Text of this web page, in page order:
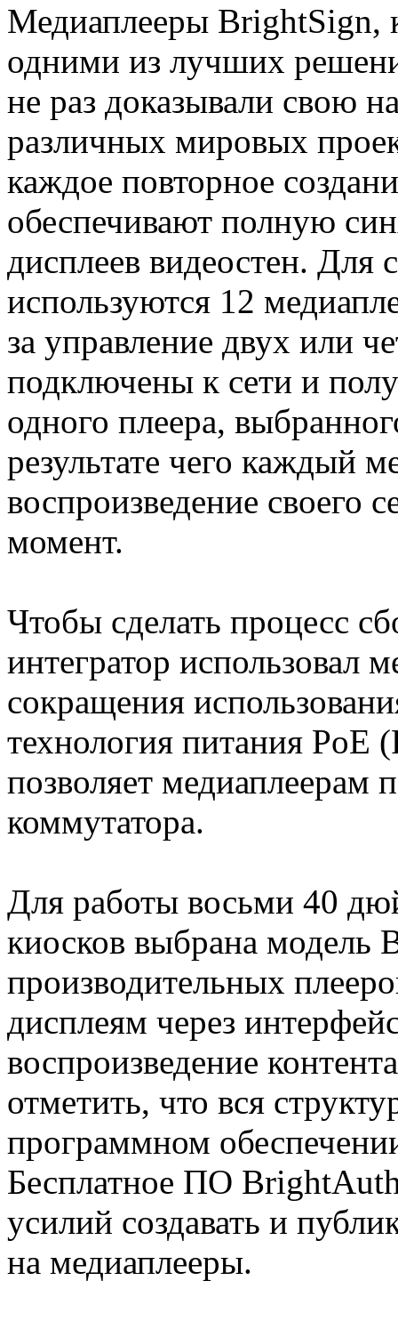
Медиаплееры BrightSign,
одними из лучших
не раз доказывали свою
различных мировых
каждое повторное
обеспечивают полную
дисплеев видеостен. Для
используются 12
за управление двух или
подключены к сети и
одного плеера,
результате чего каждый
воспроизведение своего
момент.
Чтобы сделать процесс
интегратор использовал
сокращения
технология питания PoE
позволяет медиаплеерам
коммутатора.
Для работы восьми 40
киосков выбрана
производительных
дисплеям через
воспроизведение
отметить, что вся
программном
Бесплатное ПО
усилий создавать и
на медиаплееры.